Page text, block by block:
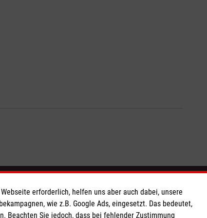
So finden Sie uns
Bahnhofstr. 39
erforderlich, helfen uns aber auch dabei, unsere
wie z.B. Google Ads, eingesetzt. Das bedeutet,
Beachten Sie jedoch, dass bei fehlender Zustimmung